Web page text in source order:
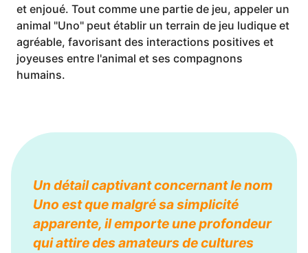
et enjoué. Tout comme une partie de jeu, appeler un
animal "Uno" peut établir un terrain de jeu ludique et
agréable, favorisant des interactions positives et
joyeuses entre l'animal et ses compagnons
humains.
Un détail captivant concernant le nom
Uno est que malgré sa simplicité
apparente, il emporte une profondeur
qui attire des amateurs de cultures